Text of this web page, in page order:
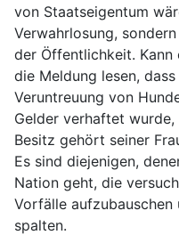
von Staatseigentum
Verwahrlosung,
der Öffentlichkeit. Kann
die Meldung lesen,
Veruntreuung von
Gelder verhaftet
Besitz gehört seiner
Es sind diejenigen,
Nation geht, die
Vorfälle
spalten.